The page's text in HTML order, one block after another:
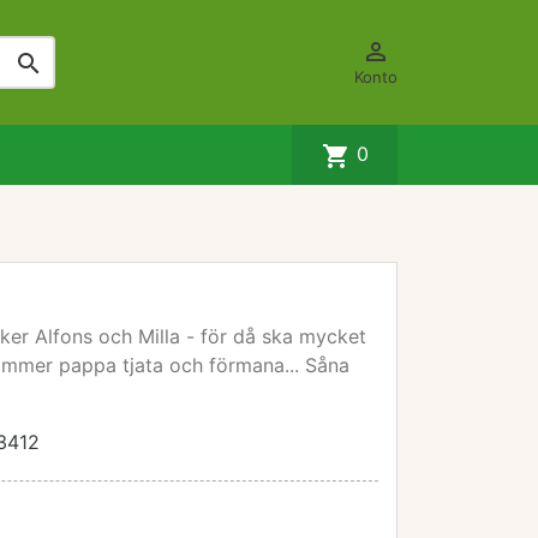
 
Konto
shopping_cart 0
Alfons och Milla - för då ska mycket
pappa tjata och förmana... Såna